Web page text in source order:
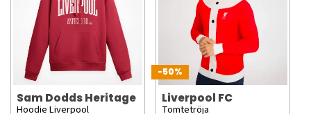
Sam Dodds Heritage
Hoodie Liverpool
-50%
Liverpool FC
Tomtetröja